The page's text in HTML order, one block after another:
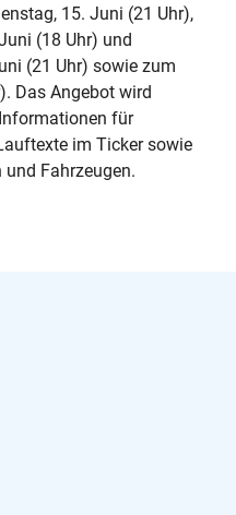
15. Juni (21 Uhr),
(18 Uhr) und
(21 Uhr) sowie zum
Das Angebot wird
für
im Ticker sowie
Fahrzeugen.